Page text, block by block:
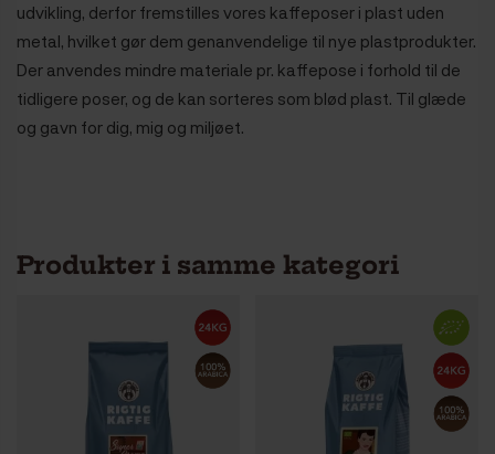
udvikling, derfor fremstilles vores kaffeposer i plast uden
metal, hvilket gør dem genanvendelige til nye plastprodukter.
Der anvendes mindre materiale pr. kaffepose i forhold til de
tidligere poser, og de kan sorteres som blød plast. Til glæde
og gavn for dig, mig og miljøet.
Produkter i samme kategori